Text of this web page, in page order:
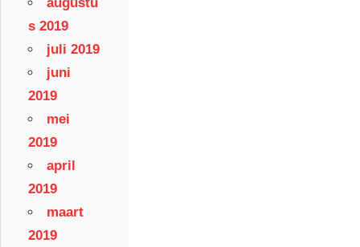
s 2019
juli 2019
juni
2019
mei
2019
april
2019
maart
2019